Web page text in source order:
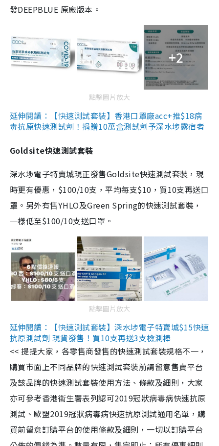
發DEEPBLUE 原廠版本。
+2
點擊圖片放大
延伸閱讀：【快速測試套裝】香港口罩廠acc+推$18病
毒抗原快速測試劑！捐贈10萬盒測試劑予深水埗露宿者
Goldsite快速測試套裝
深水埗電子特賣城現正發售Goldsite快速測試套裝，現
時更有優惠，$100/10支，平均每支$10，買10支再送口
罩。另外有售YHLO及Green Spring的快速測試套裝，
一樣低至$100/10支送口罩。
點擊圖片放大
延伸閱讀：【快速測試套裝】深水埗電子特賣城$15快速
抗原測試劑 現貨發售！買10支再送3支檢測棒
<< 提提大家，各零售商發售的快速測試套裝規格不一，
購買市面上不同品牌的快速測試套裝前請留意售賣平台
及該品牌的快速測試套裝使用方法、條款及細則，大家
亦可參考香港衞生署表列認可2019冠狀病毒病快速抗原
測試、歐盟2019冠狀病毒病快速抗原測試通用名單，購
買前留意訂購平台的使用條款及細則，一切以訂購平台